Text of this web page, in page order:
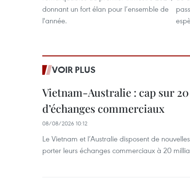
donnant un fort élan pour l’ensemble de
l'année.
VOIR PLUS
Vietnam-Australie : cap sur
d’échanges commerciaux
08/08/2026 10:12
Le Vietnam et l’Australie disposent de
porter leurs échanges commerciaux à 20